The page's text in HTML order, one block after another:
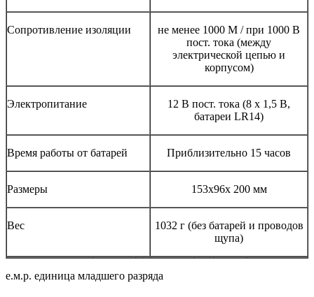
Сопротивление изоляции
не менее 1000 M / при 1000 В
пост. тока (между
электрической цепью и
корпусом)
Электропитание
12 В пост. тока (8 x 1,5 В,
батареи LR14)
Время работы от батарей Приблизительно 15 часов
Размеры 153x96x 200 мм
Вес
1032 г (без батарей и проводов
щупа)
е.м.р. единица младшего разряда